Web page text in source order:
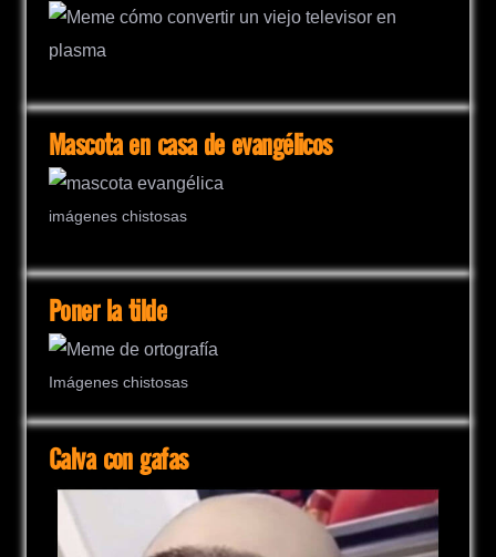
Mascota en casa de evangélicos
imágenes chistosas
Poner la tilde
Imágenes chistosas
Calva con gafas